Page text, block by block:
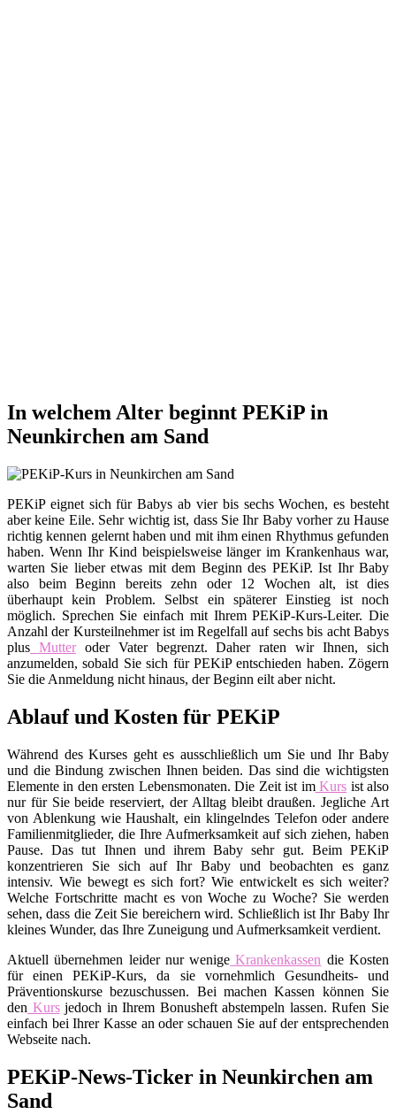
In welchem Alter beginnt PEKiP in
Neunkirchen am Sand
PEKiP eignet sich für Babys ab vier bis sechs Wochen, es besteht
aber keine Eile. Sehr wichtig ist, dass Sie Ihr Baby vorher zu Hause
richtig kennen gelernt haben und mit ihm einen Rhythmus gefunden
haben. Wenn Ihr Kind beispielsweise länger im Krankenhaus war,
warten Sie lieber etwas mit dem Beginn des PEKiP. Ist Ihr Baby
also beim Beginn bereits zehn oder 12 Wochen alt, ist dies
überhaupt kein Problem. Selbst ein späterer Einstieg ist noch
möglich. Sprechen Sie einfach mit Ihrem PEKiP-Kurs-Leiter. Die
Anzahl der Kursteilnehmer ist im Regelfall auf sechs bis acht Babys
plus Mutteroder Vater begrenzt. Daher raten wir Ihnen, sich
anzumelden, sobald Sie sich für PEKiP entschieden haben. Zögern
Sie die Anmeldung nicht hinaus, der Beginn eilt aber nicht.
Ablauf und Kosten für PEKiP
Während des Kurses geht es ausschließlich um Sie und Ihr Baby
und die Bindung zwischen Ihnen beiden. Das sind die wichtigsten
Elemente in den ersten Lebensmonaten. Die Zeit ist imKurs ist also
nur für Sie beide reserviert, der Alltag bleibt draußen. Jegliche Art
von Ablenkung wie Haushalt, ein klingelndes Telefon oder andere
Familienmitglieder, die Ihre Aufmerksamkeit auf sich ziehen, haben
Pause. Das tut Ihnen und ihrem Baby sehr gut. Beim PEKiP
konzentrieren Sie sich auf Ihr Baby und beobachten es ganz
intensiv. Wie bewegt es sich fort? Wie entwickelt es sich weiter?
Welche Fortschritte macht es von Woche zu Woche? Sie werden
sehen, dass die Zeit Sie bereichern wird. Schließlich ist Ihr Baby Ihr
kleines Wunder, das Ihre Zuneigung und Aufmerksamkeit verdient.
Aktuell übernehmen leider nur wenige Krankenkassen die Kosten
für einen PEKiP-Kurs, da sie vornehmlich Gesundheits- und
Präventionskurse bezuschussen. Bei machen Kassen können Sie
den Kursjedoch in Ihrem Bonusheft abstempeln lassen. Rufen Sie
einfach bei Ihrer Kasse an oder schauen Sie auf der entsprechenden
Webseite nach.
PEKiP-News-Ticker in Neunkirchen am
Sand